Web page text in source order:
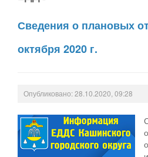
Сведения о плановых
октября 2020 г.
Опубликовано: 28.10.2020, 09:28